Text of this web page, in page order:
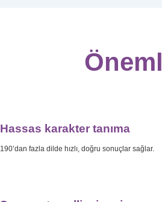
Hassas karakter tanıma
190’dan fazla dilde hızlı, doğru sonuçlar sağlar.